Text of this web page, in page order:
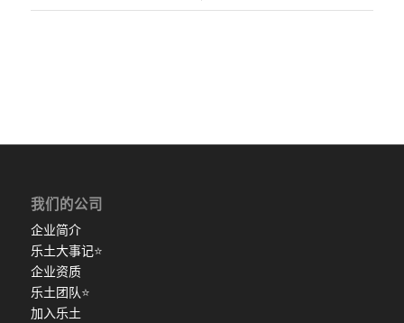
我们的公司
企业简介
乐土大事记⭐
企业资质
乐土团队⭐
加入乐土